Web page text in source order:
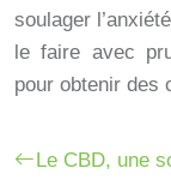
soulager
le faire avec
pour obtenir des
Le CBD, une